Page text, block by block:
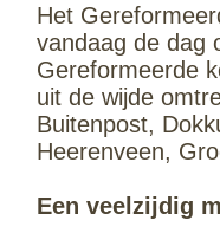
Het
vandaag de dag
Gereformeerde
uit de wijde
Buitenpost,
Heerenveen,
Een veelzijdig